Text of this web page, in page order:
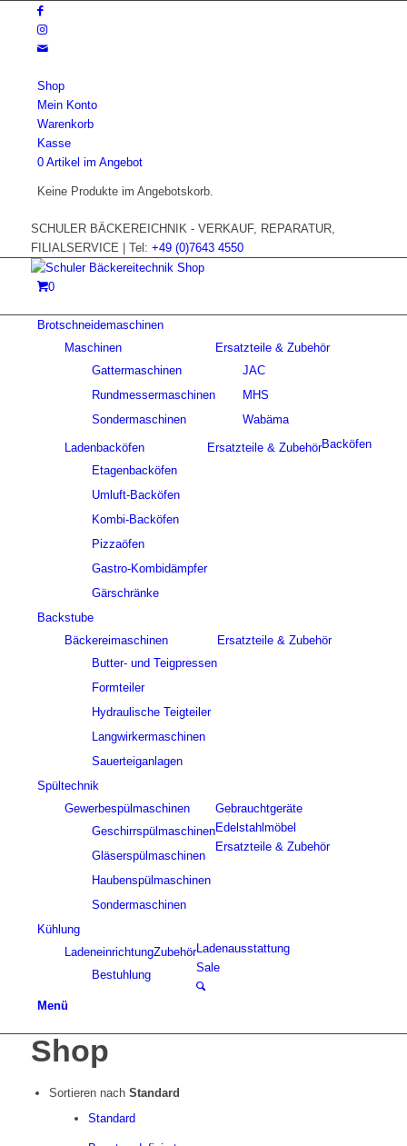
Shop
Mein Konto
Warenkorb
Kasse
0 Artikel im Angebot
Keine Produkte im Angebotskorb.
SCHULER BÄCKEREICHNIK - VERKAUF, REPARATUR,
FILIALSERVICE | Tel: +49 (0)7643 4550
0
Brotschneidemaschinen
Maschinen
Gattermaschinen
Rundmessermaschinen
Sondermaschinen
Ersatzteile & Zubehör
JAC
MHS
Wabäma
Backöfen
Ladenbacköfen
Etagenbacköfen
Umluft-Backöfen
Kombi-Backöfen
Pizzaöfen
Gastro-Kombidämpfer
Gärschränke
Ersatzteile & Zubehör
Backstube
Bäckereimaschinen
Butter- und Teigpressen
Formteiler
Hydraulische Teigteiler
Langwirkermaschinen
Sauerteiganlagen
Ersatzteile & Zubehör
Spültechnik
Gewerbespülmaschinen
Geschirrspülmaschinen
Gläserspülmaschinen
Haubenspülmaschinen
Sondermaschinen
Gebrauchtgeräte
Edelstahlmöbel
Ersatzteile & Zubehör
Kühlung
Ladenausstattung
Ladeneinrichtung
Bestuhlung
Zubehör
Sale
Menü
Shop
Sortieren nach Standard
Standard